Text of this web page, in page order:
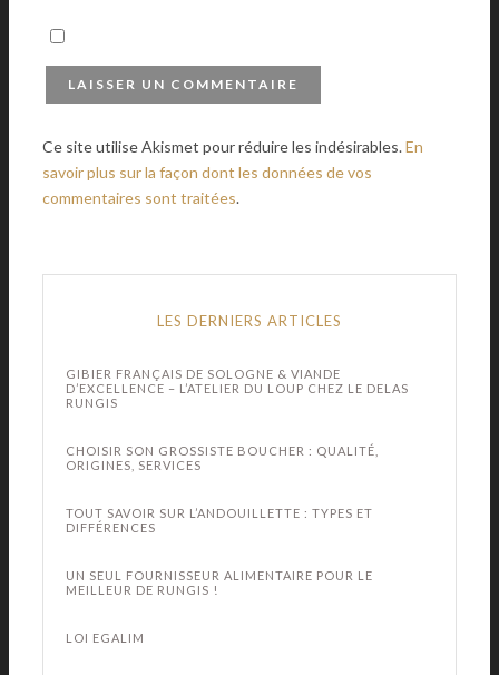
Ce site utilise Akismet pour réduire les indésirables.En
savoir plus sur la façon dont les données de vos
commentaires sont traitées.
LES DERNIERS ARTICLES
GIBIER FRANÇAIS DE SOLOGNE & VIANDE
D’EXCELLENCE – L’ATELIER DU LOUP CHEZ LE DELAS
RUNGIS
CHOISIR SON GROSSISTE BOUCHER : QUALITÉ,
ORIGINES, SERVICES
TOUT SAVOIR SUR L’ANDOUILLETTE : TYPES ET
DIFFÉRENCES
UN SEUL FOURNISSEUR ALIMENTAIRE POUR LE
MEILLEUR DE RUNGIS !
LOI EGALIM